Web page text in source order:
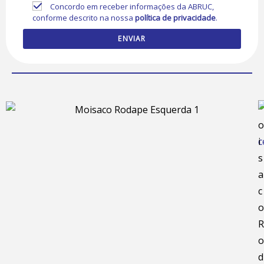
Concordo em receber informações da ABRUC,
conforme descrito na nossapolítica de privacidade.